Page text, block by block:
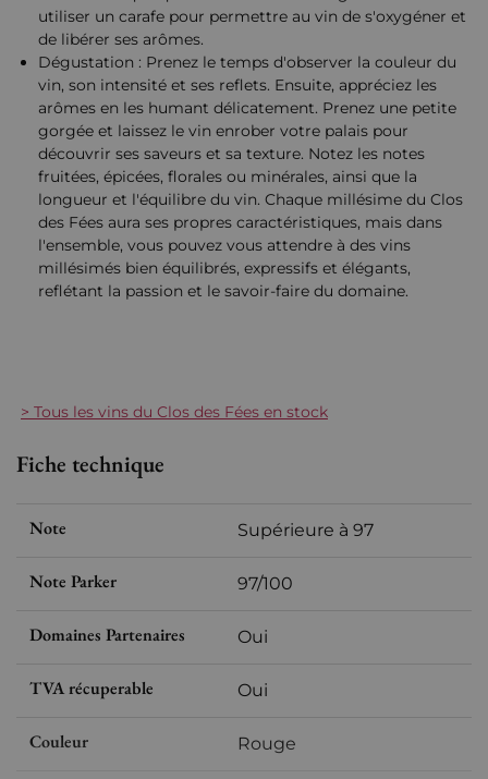
utiliser un carafe pour permettre au vin de s'oxygéner et
de libérer ses arômes.
Dégustation : Prenez le temps d'observer la couleur du
vin, son intensité et ses reflets. Ensuite, appréciez les
arômes en les humant délicatement. Prenez une petite
gorgée et laissez le vin enrober votre palais pour
découvrir ses saveurs et sa texture. Notez les notes
fruitées, épicées, florales ou minérales, ainsi que la
longueur et l'équilibre du vin. Chaque millésime du Clos
des Fées aura ses propres caractéristiques, mais dans
l'ensemble, vous pouvez vous attendre à des vins
millésimés bien équilibrés, expressifs et élégants,
reflétant la passion et le savoir-faire du domaine.
> Tous les vins du Clos des Fées en stock
Fiche technique
Note Supérieure à 97
Note Parker 97/100
Domaines Partenaires Oui
TVA récuperable Oui
Couleur Rouge